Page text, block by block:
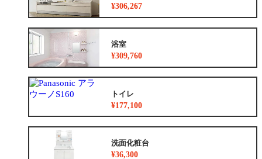
¥306,267
浴室
¥309,760
トイレ
¥177,100
洗面化粧台
¥36,300